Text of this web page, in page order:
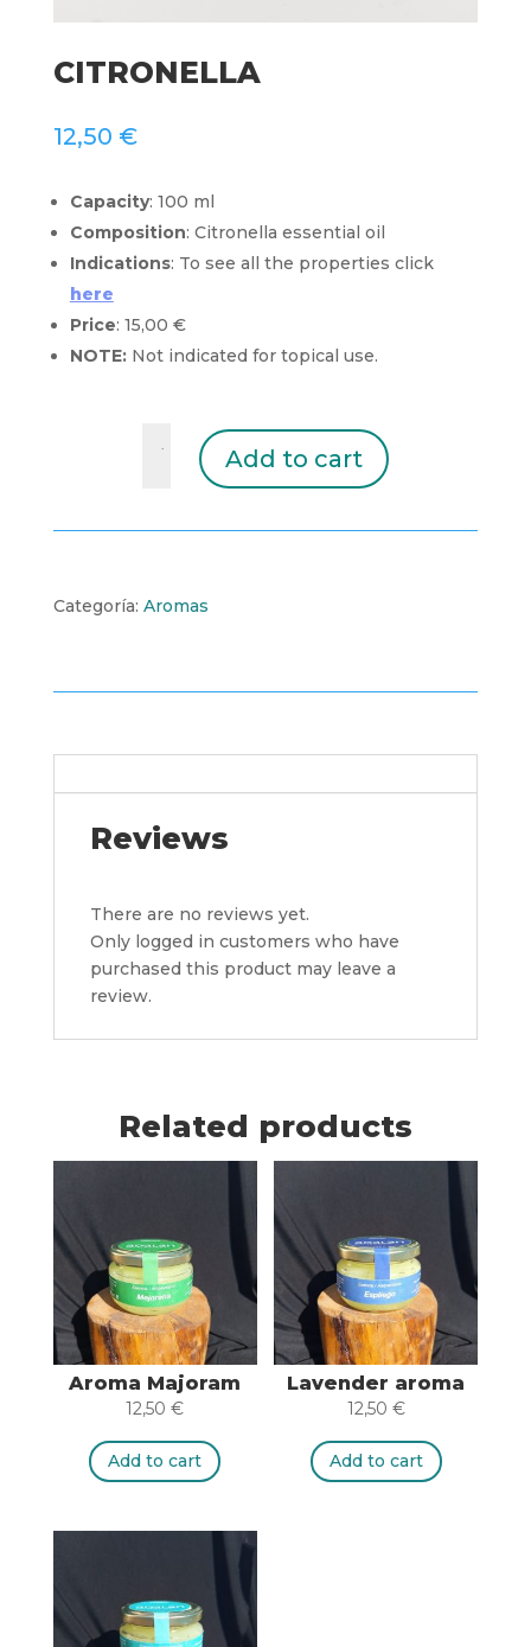
CITRONELLA
12,50 €
Capacity: 100 ml
Composition: Citronella essential oil
Indications: To see all the properties click
here
Price: 15,00 €
NOTE:Not indicated for topical use.
CITRONELLA
quantity
Add to cart
Categoría: Aromas
Reviews
There are no reviews yet.
Only logged in customers who have
purchased this product may leave a
review.
Related products
Aroma Majoram
12,50€
Add to cart
Lavender aroma
12,50 €
Add to cart